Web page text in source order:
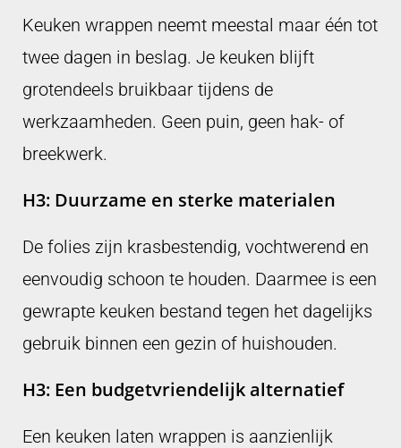
Keuken wrappen neemt meestal maar één tot
twee dagen in beslag. Je keuken blijft
grotendeels bruikbaar tijdens de
werkzaamheden. Geen puin, geen hak- of
breekwerk.
H3: Duurzame en sterke materialen
De folies zijn krasbestendig, vochtwerend en
eenvoudig schoon te houden. Daarmee is een
gewrapte keuken bestand tegen het dagelijks
gebruik binnen een gezin of huishouden.
H3: Een budgetvriendelijk alternatief
Een keuken laten wrappen is aanzienlijk